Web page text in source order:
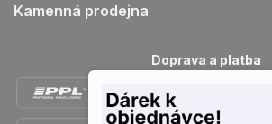
Kamenná prodejna
Doprava a platba